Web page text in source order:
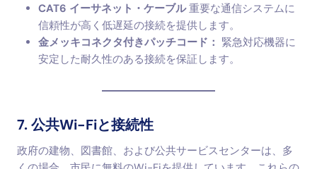
CAT6 イーサネット・ケーブル重要な通信システムに
信頼性が高く低遅延の接続を提供します。
金メッキコネクタ付きパッチコード： 緊急対応機器に
安定した耐久性のある接続を保証します。
7. 公共Wi-Fiと接続性
政府の建物、図書館、および公共サービスセンターは、多